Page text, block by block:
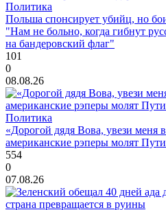
Политика
Польша спонсирует убийц, но
"Нам не больно, когда гибнут
на бандеровский флаг"
101
0
08.08.26
Политика
«Дорогой дядя Вова, увези меня
американские рэперы молят
554
0
07.08.26